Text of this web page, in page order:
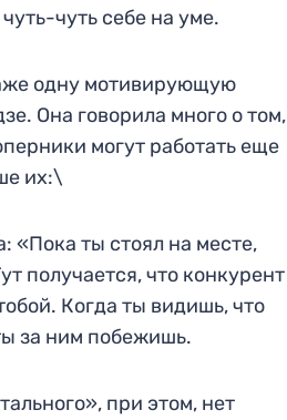
чуть себе на уме.
одну мотивирующую
Она говорила много о том,
могут работать еще
их:\
«Пока ты стоял на месте,
получается, что конкурент
Когда ты видишь, что
за ним побежишь.
при этом, нет